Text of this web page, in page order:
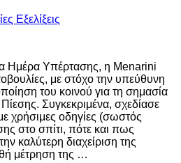
Εξελίξεις
Ημέρα Υπέρτασης, η Menarini
με στόχο την υπεύθυνη
του κοινού για τη σημασία
Συγκεκριμένα, σχεδίασε
χρήσιμες οδηγίες (σωστός
στο σπίτι, πότε και πως
καλύτερη διαχείριση της
μέτρηση της …